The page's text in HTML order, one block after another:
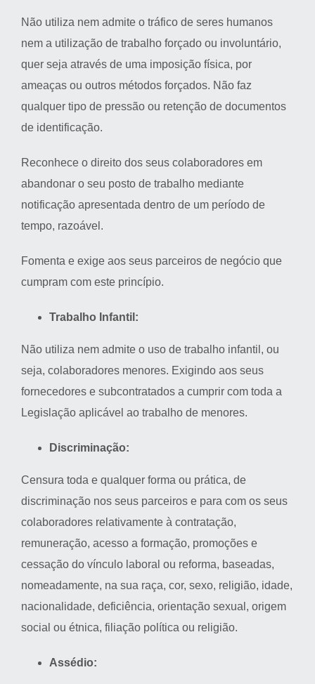
Não utiliza nem admite o tráfico de seres humanos
nem a utilização de trabalho forçado ou involuntário,
quer seja através de uma imposição física, por
ameaças ou outros métodos forçados. Não faz
qualquer tipo de pressão ou retenção de documentos
de identificação.
Reconhece o direito dos seus colaboradores em
abandonar o seu posto de trabalho mediante
notificação apresentada dentro de um período de
tempo, razoável.
Fomenta e exige aos seus parceiros de negócio que
cumpram com este princípio.
Trabalho Infantil:
Não utiliza nem admite o uso de trabalho infantil, ou
seja, colaboradores menores. Exigindo aos seus
fornecedores e subcontratados a cumprir com toda a
Legislação aplicável ao trabalho de menores.
Discriminação:
Censura toda e qualquer forma ou prática, de
discriminação nos seus parceiros e para com os seus
colaboradores relativamente à contratação,
remuneração, acesso a formação, promoções e
cessação do vínculo laboral ou reforma, baseadas,
nomeadamente, na sua raça, cor, sexo, religião, idade,
nacionalidade, deficiência, orientação sexual, origem
social ou étnica, filiação política ou religião.
Assédio: